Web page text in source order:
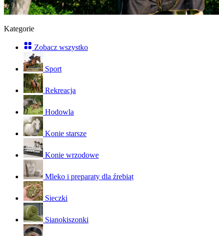
Kategorie
Zobacz wszystko
Sport
Rekreacja
Hodowla
Konie starsze
Konie wrzodowe
Mleko i preparaty dla źrebiąt
Sieczki
Sianokiszonki